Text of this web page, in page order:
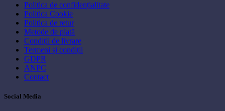
Politica de confidențialitate
Politica Cookie
Politica de retur
Metode de plată
Condiții de livrare
Termeni și condiții
GDPR
ANPC
Contact
Social Media